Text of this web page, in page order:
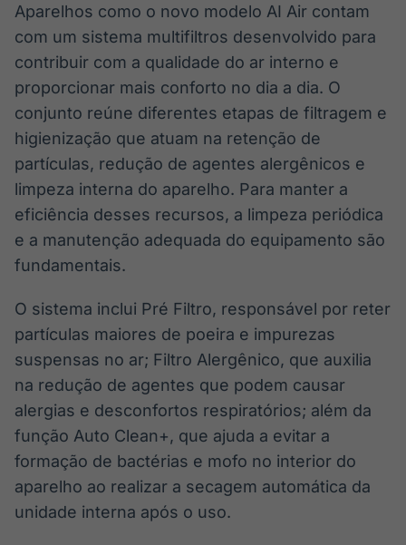
Aparelhos como o novo modelo AI Air contam
com um sistema multifiltros desenvolvido para
contribuir com a qualidade do ar interno e
proporcionar mais conforto no dia a dia. O
conjunto reúne diferentes etapas de filtragem e
higienização que atuam na retenção de
partículas, redução de agentes alergênicos e
limpeza interna do aparelho. Para manter a
eficiência desses recursos, a limpeza periódica
e a manutenção adequada do equipamento são
fundamentais.
O sistema inclui Pré Filtro, responsável por reter
partículas maiores de poeira e impurezas
suspensas no ar; Filtro Alergênico, que auxilia
na redução de agentes que podem causar
alergias e desconfortos respiratórios; além da
função Auto Clean+, que ajuda a evitar a
formação de bactérias e mofo no interior do
aparelho ao realizar a secagem automática da
unidade interna após o uso.